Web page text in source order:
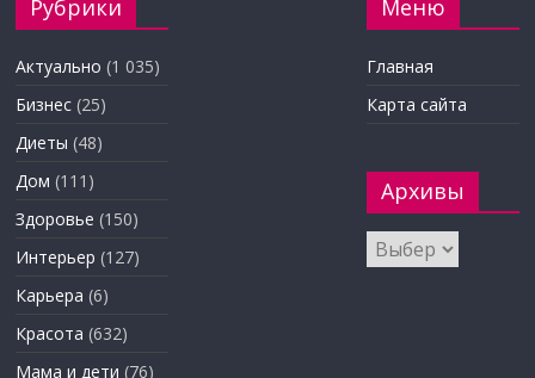
Рубрики
Актуально (1 035)
Бизнес (25)
Диеты (48)
Дом (111)
Здоровье (150)
Интерьер (127)
Карьера (6)
Красота (632)
Мама и дети (76)
Меню
Главная
Карта сайта
Архивы
Архивы